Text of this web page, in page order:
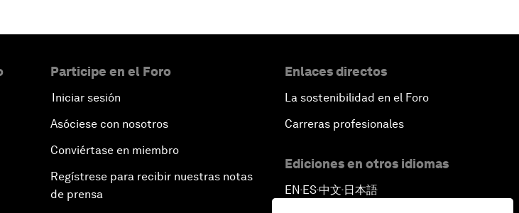
Participe en el Foro
Iniciar sesión
Asóciese con nosotros
Conviértase en miembro
Regístrese para recibir nuestras notas
de prensa
Enlaces directos
La sostenibilidad en el Foro
Carreras profesionales
Ediciones en otros idiomas
EN ▪ ES▪中文▪ 日本語